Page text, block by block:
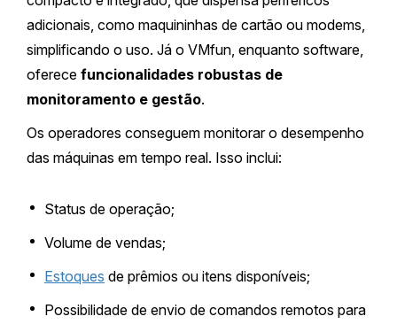
adicionais, como maquininhas de cartão ou modems,
simplificando o uso. Já o VMfun, enquanto software,
oferece funcionalidades robustas de
monitoramento e gestão.
Os operadores conseguem monitorar o desempenho
das máquinas em tempo real. Isso inclui:
Status de operação;
Volume de vendas;
Estoques de prêmios ou itens disponíveis;
Possibilidade de envio de comandos remotos para